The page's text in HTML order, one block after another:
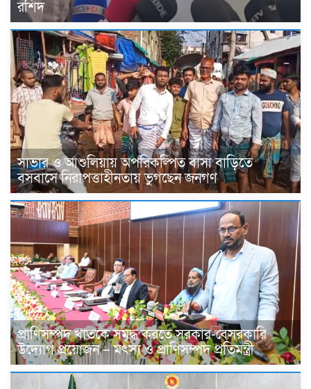
রশিদ
সাভার ও আশুলিয়ায় অপরিকল্পিত বাসা বাড়িতে
বসবাসে নিরাপত্তাহীনতায় ভুগছেন জনগণ
প্রাণিসম্পদ খাতকে সমৃদ্ধ করতে সরকার-বেসরকারি
উদ্যোগ প্রয়োজন – মৎস্য ও প্রাণিসম্পদ প্রতিমন্ত্রী